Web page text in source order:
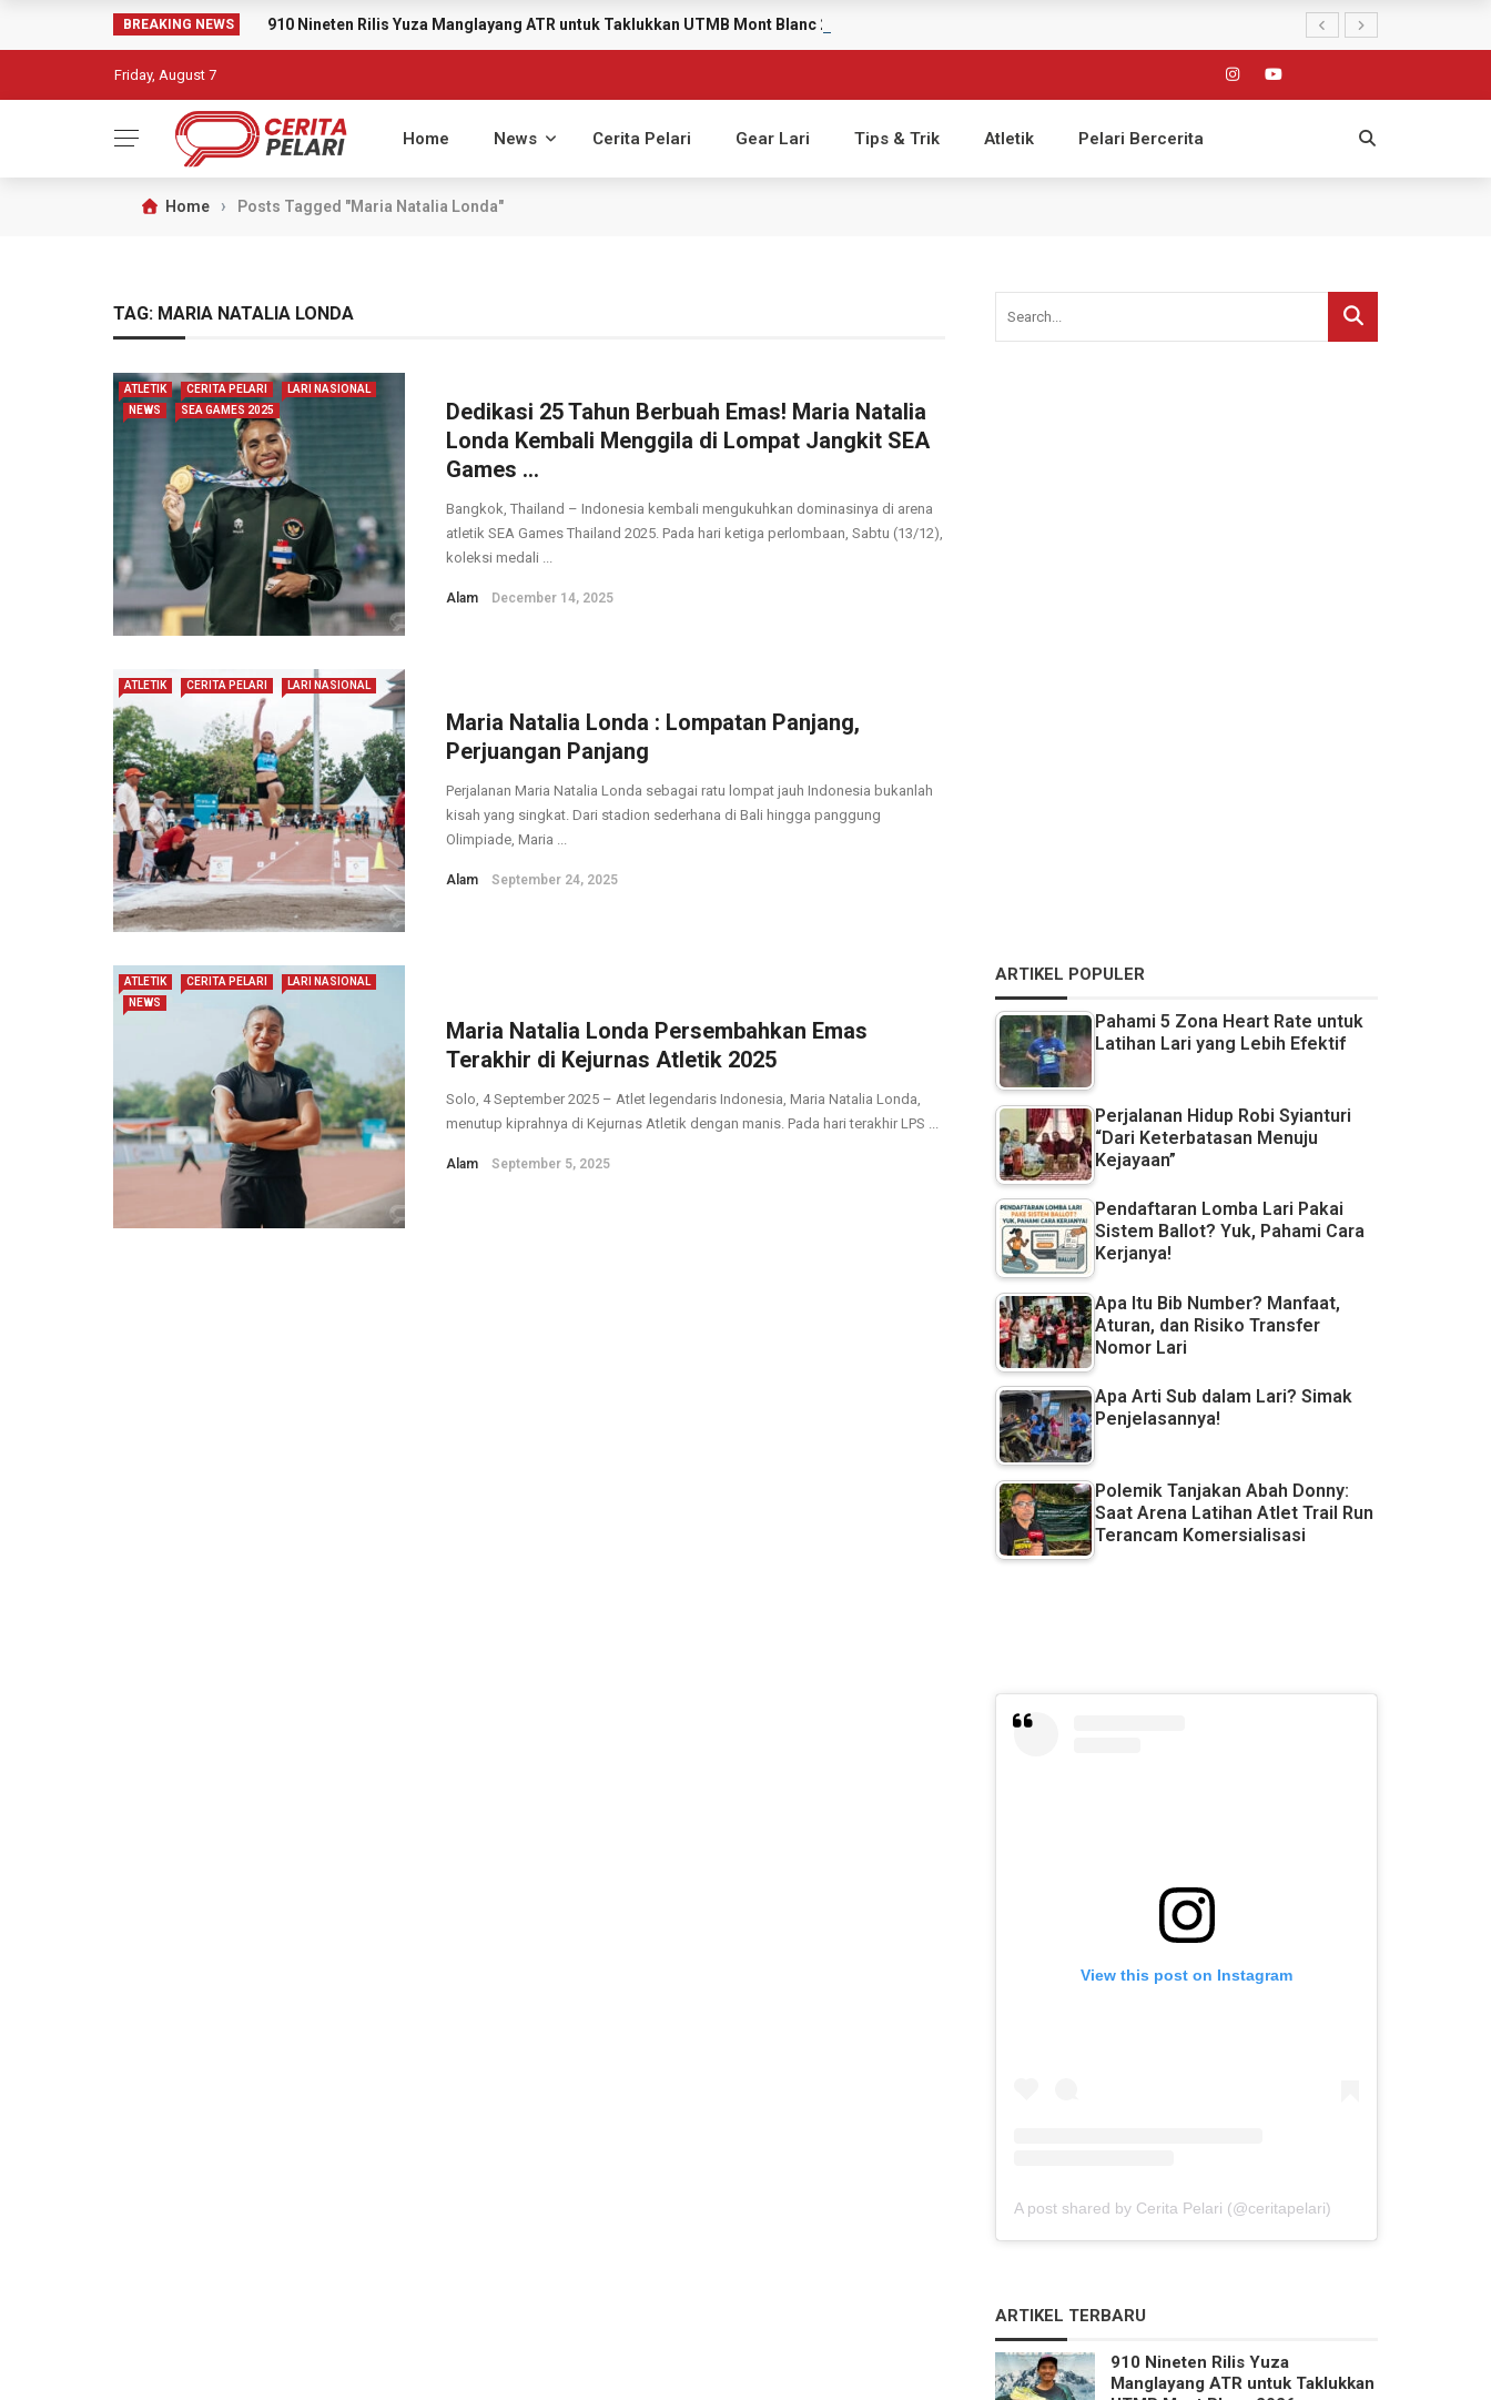
BREAKING NEWS 910 Nineten Rilis Yuza Manglayang ATR untuk Taklukkan UTMB Mont Blanc 2026
Friday, August 7
Home News Cerita Pelari Gear Lari Tips & Trik Atletik Pelari Bercerita
Home › Posts Tagged "Maria Natalia Londa"
TAG: MARIA NATALIA LONDA
ATLETIK CERITA PELARI
LARI NASIONAL
NEWS
SEA GAMES 2025
Dedikasi 25 Tahun Berbuah Emas! Maria Natalia
Londa Kembali Menggila di Lompat Jangkit SEA
Games ...
Bangkok, Thailand – Indonesia kembali mengukuhkan dominasinya di arena
atletik SEA Games Thailand 2025. Pada hari ketiga perlombaan, Sabtu (13/12),
koleksi medali ...
Alam December 14, 2025
ATLETIK CERITA PELARI LARI NASIONAL
Maria Natalia Londa : Lompatan Panjang,
Perjuangan Panjang
Perjalanan Maria Natalia Londa sebagai ratu lompat jauh Indonesia bukanlah
kisah yang singkat. Dari stadion sederhana di Bali hingga panggung
Olimpiade, Maria ...
Alam September 24, 2025
ATLETIK CERITA PELARI
LARI NASIONAL
NEWS
Maria Natalia Londa Persembahkan Emas
Terakhir di Kejurnas Atletik 2025
Solo, 4 September 2025 – Atlet legendaris Indonesia, Maria Natalia Londa,
menutup kiprahnya di Kejurnas Atletik dengan manis. Pada hari terakhir LPS ...
Alam September 5, 2025
ARTIKEL POPULER
Pahami 5 Zona Heart Rate untuk
Latihan Lari yang Lebih Efektif
Perjalanan Hidup Robi Syianturi
“Dari Keterbatasan Menuju
Kejayaan”
Pendaftaran Lomba Lari Pakai
Sistem Ballot? Yuk, Pahami Cara
Kerjanya!
Apa Itu Bib Number? Manfaat,
Aturan, dan Risiko Transfer
Nomor Lari
Apa Arti Sub dalam Lari? Simak
Penjelasannya!
Polemik Tanjakan Abah Donny:
Saat Arena Latihan Atlet Trail Run
Terancam Komersialisasi
View this post on Instagram
A post shared by Cerita Pelari (@ceritapelari)
ARTIKEL TERBARU
910 Nineten Rilis Yuza
Manglayang ATR untuk Taklukkan